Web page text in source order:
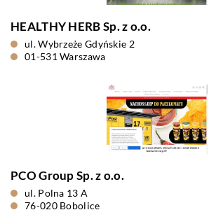
HEALTHY HERB Sp. z o.o.
ul. Wybrzeże Gdyńskie 2
01-531 Warszawa
PCO Group Sp. z o.o.
ul. Polna 13 A
76-020 Bobolice